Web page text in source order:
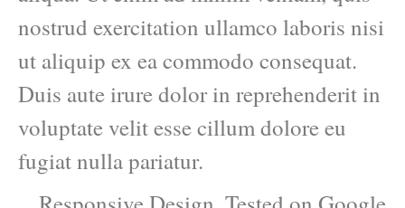
nostrud exercitation ullamco laboris nisi
ut aliquip ex ea commodo consequat.
Duis aute irure dolor in reprehenderit in
voluptate velit esse cillum dolore eu
fugiat nulla pariatur.